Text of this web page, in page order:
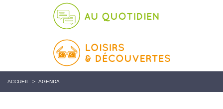
ACCUEIL > AGENDA